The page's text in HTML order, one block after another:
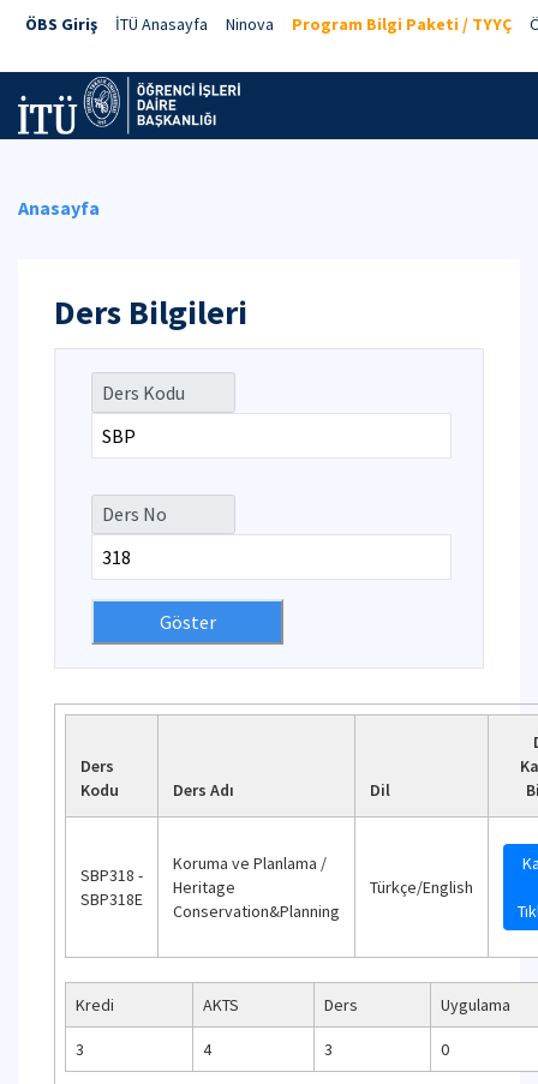
ÖBS Giriş İTÜ Anasayfa Ninova Program Bilgi Paketi / TYYÇ
Anasayfa
Ders Bilgileri
Ders Kodu
Ders No
Ders
Kodu
Ders Adı Dil
SBP318 -
SBP318E
Koruma ve Planlama /
Heritage
Conservation&Planning
Türkçe/English
Kredi AKTS Ders Uygulama
3 4 3 0